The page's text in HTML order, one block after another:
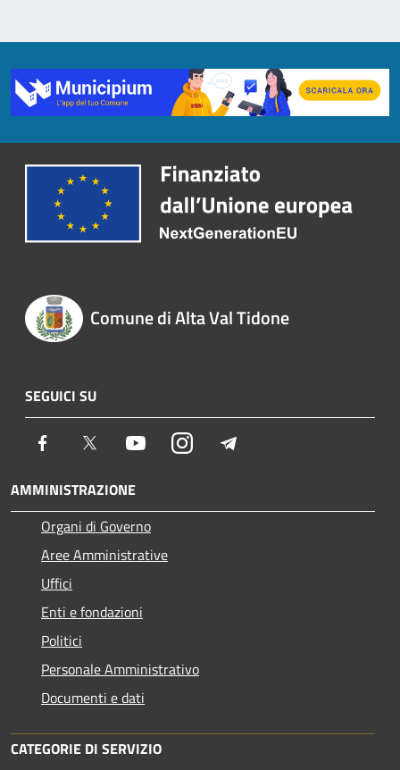
Comune di Alta Val Tidone
SEGUICI SU
Facebook Twitter YoutubeInstagram
AMMINISTRAZIONE
Organi di Governo
Aree Amministrative
Uffici
Enti e fondazioni
Politici
Personale Amministrativo
Documenti e dati
CATEGORIE DI SERVIZIO